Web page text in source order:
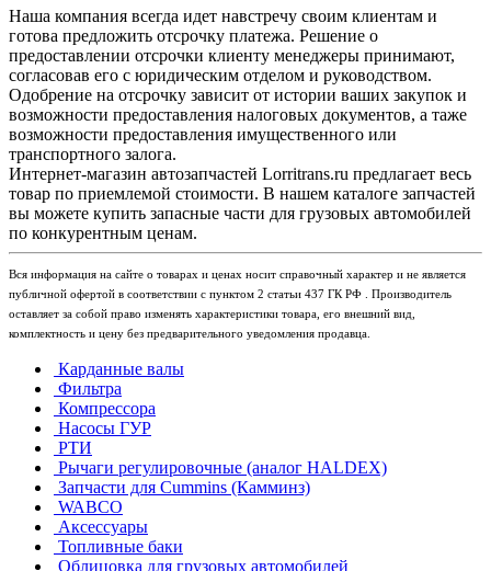
Наша компания всегда идет навстречу своим клиентам и
готова предложить отсрочку платежа. Решение о
предоставлении отсрочки клиенту менеджеры принимают,
согласовав его с юридическим отделом и руководством.
Одобрение на отсрочку зависит от истории ваших закупок и
возможности предоставления налоговых документов, а таже
возможности предоставления имущественного или
транспортного залога.
Интернет-магазин автозапчастей Lorritrans.ru предлагает весь
товар по приемлемой стоимости. В нашем каталоге запчастей
вы можете купить запасные части для грузовых автомобилей
по конкурентным ценам.
Вся информация на сайте о товарах и ценах носит справочный характер и не является
публичной офертой в соответствии с пунктом 2 статьи 437 ГК РФ . Производитель
оставляет за собой право изменять характеристики товара, его внешний вид,
комплектность и цену без предварительного уведомления продавца.
Карданные валы
Фильтра
Компрессора
Насосы ГУР
РТИ
Рычаги регулировочные (аналог HALDEX)
Запчасти для Cummins (Камминз)
WABCO
Аксессуары
Топливные баки
Облицовка для грузовых автомобилей